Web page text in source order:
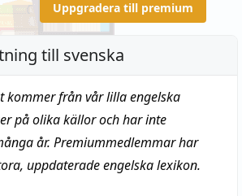
Uppgradera till premium
till svenska
kommer från vår lilla engelska
på olika källor och har inte
år. Premiummedlemmar har
uppdaterade engelska lexikon.